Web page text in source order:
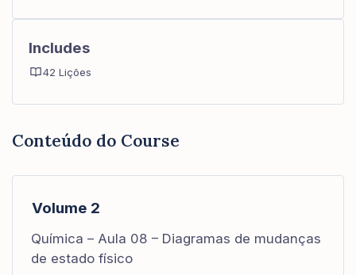
Conteúdo do Course
Volume 2
Química – Aula 08 – Diagramas de mudanças
de estado físico
Includes
42 Lições